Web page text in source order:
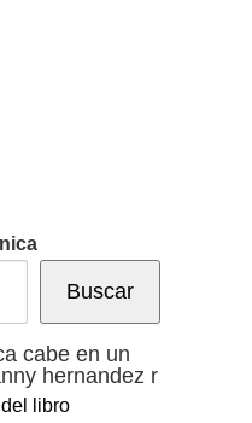
Buscar
libro